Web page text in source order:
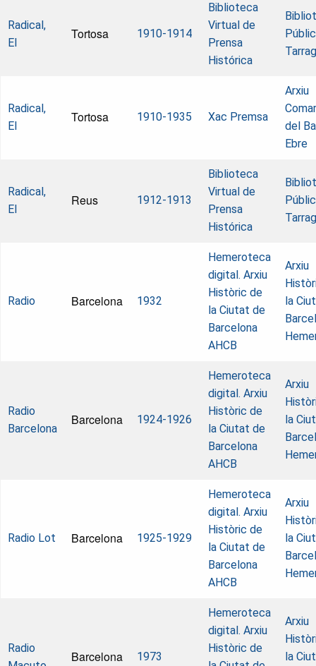
Radical,
El
Tortosa 1910-1914
Biblioteca
Virtual de
Prensa
Histórica
Radical,
El
Tortosa 1910-1935 Xac Premsa
Arxiu
del
Ebre
Radical,
El
Reus 1912-1913
Biblioteca
Virtual de
Prensa
Histórica
Radio Barcelona 1932
Hemeroteca
digital. Arxiu
Històric de
la Ciutat de
Barcelona
AHCB
Arxiu
la
Radio
Barcelona
Barcelona 1924-1926
Hemeroteca
digital. Arxiu
Històric de
la Ciutat de
Barcelona
AHCB
Arxiu
la
Radio Lot Barcelona 1925-1929
Hemeroteca
digital. Arxiu
Històric de
la Ciutat de
Barcelona
AHCB
Arxiu
la
Radio
Barcelona 1973
Hemeroteca
digital. Arxiu
Històric de
Arxiu
la